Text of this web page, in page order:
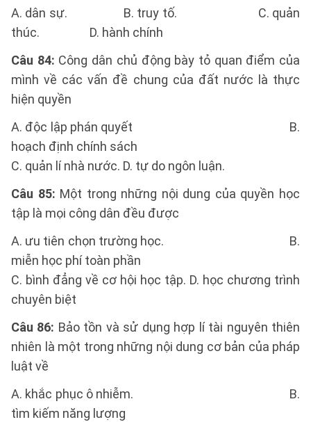
A. dân sự. B. truy tố. C. quản
thúc. D. hành chính
Câu 84: Công dân chủ động bày tỏ quan điểm của
mình về các vấn đề chung của đất nước là thực
hiện quyền
A. độc lập phán quyết B.
hoạch định chính sách
C. quản lí nhà nước. D. tự do ngôn luận.
Câu 85: Một trong những nội dung của quyền học
tập là mọi công dân đều được
A. ưu tiên chọn trường học. B.
miễn học phí toàn phần
C. bình đẳng về cơ hội học tập. D. học chương trình
chuyên biệt
Câu 86: Bảo tồn và sử dụng hợp lí tài nguyên thiên
nhiên là một trong những nội dung cơ bản của pháp
luật về
A. khắc phục ô nhiễm. B.
tìm kiếm năng lượng